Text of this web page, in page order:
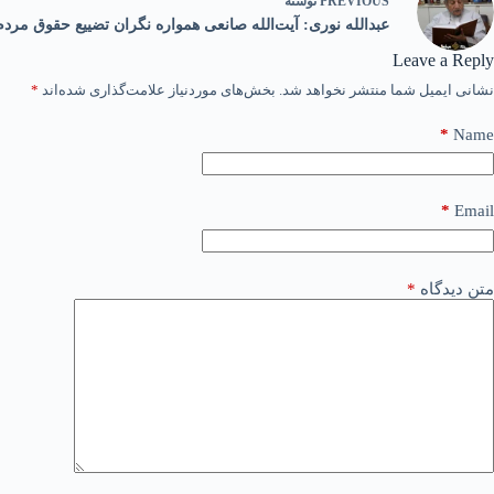
عبدالله نوری: آیت‌الله صانعی همواره نگران تضییع حقوق
Leave a Reply
نشانی ایمیل شما منتشر نخواهد شد. بخش‌های موردنیاز علامت‌گذاری شده‌اند *
Name
*
Email
*
متن دیدگاه *